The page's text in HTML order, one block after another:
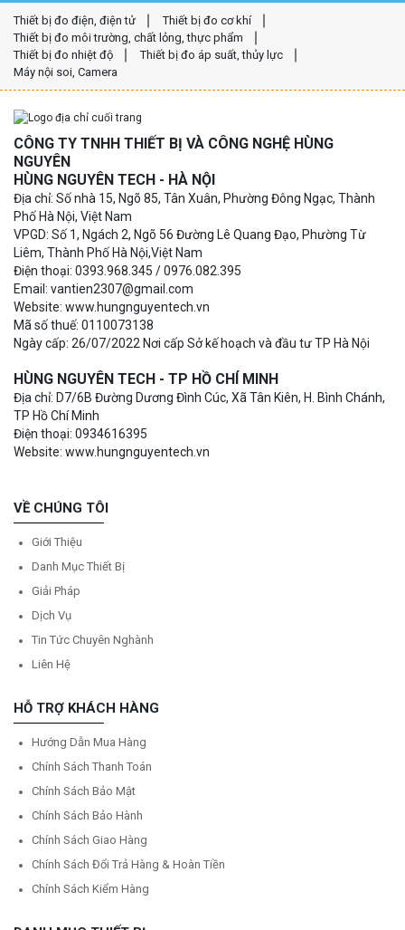
Thiết bị đo điện, điện tử
Thiết bị đo cơ khí
Thiết bị đo môi trường, chất lỏng, thực phẩm
Thiết bị đo nhiệt độ
Thiết bị đo áp suất, thủy lực
Máy nội soi, Camera
CÔNG TY TNHH THIẾT BỊ VÀ CÔNG NGHỆ HÙNG
NGUYÊN
HÙNG NGUYÊN TECH - HÀ NỘI
Địa chỉ: Số nhà 15, Ngõ 85, Tân Xuân, Phường Đông Ngạc, Thành
Phố Hà Nội, Việt Nam
VPGD: Số 1, Ngách 2, Ngõ 56 Đường Lê Quang Đạo, Phường Từ
Liêm, Thành Phố Hà Nội,Việt Nam
Điện thoại: 0393.968.345 / 0976.082.395
Email: vantien2307@gmail.com
Website: www.hungnguyentech.vn
Mã số thuế: 0110073138
Ngày cấp: 26/07/2022 Nơi cấp Sở kế hoạch và đầu tư TP Hà Nội
HÙNG NGUYÊN TECH - TP HỒ CHÍ MINH
Địa chỉ: D7/6B Đường Dương Đình Cúc, Xã Tân Kiên, H. Bình Chánh,
TP Hồ Chí Minh
Điện thoại: 0934616395
Website: www.hungnguyentech.vn
VỀ CHÚNG TÔI
Giới Thiệu
Danh Mục Thiết Bị
Giải Pháp
Dịch Vụ
Tin Tức Chuyên Nghành
Liên Hệ
HỖ TRỢ KHÁCH HÀNG
Hướng Dẫn Mua Hàng
Chính Sách Thanh Toán
Chính Sách Bảo Mật
Chính Sách Bảo Hành
Chính Sách Giao Hàng
Chính Sách Đổi Trả Hàng & Hoàn Tiền
Chính Sách Kiểm Hàng